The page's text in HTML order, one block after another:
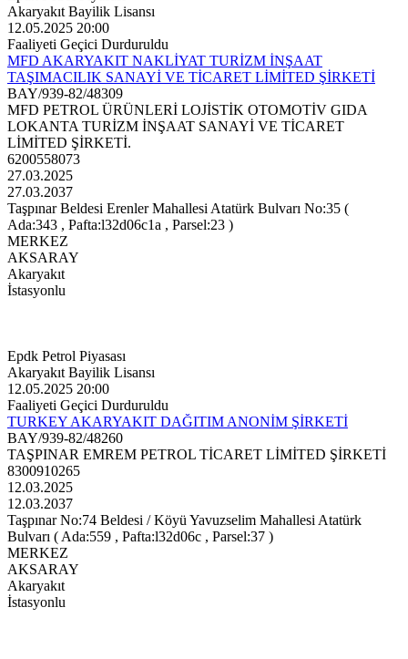
Akaryakıt Bayilik Lisansı
12.05.2025 20:00
Faaliyeti Geçici Durduruldu
MFD AKARYAKIT NAKLİYAT TURİZM İNŞAAT
TAŞIMACILIK SANAYİ VE TİCARET LİMİTED ŞİRKETİ
BAY/939-82/48309
MFD PETROL ÜRÜNLERİ LOJİSTİK OTOMOTİV GIDA
LOKANTA TURİZM İNŞAAT SANAYİ VE TİCARET
LİMİTED ŞİRKETİ.
6200558073
27.03.2025
27.03.2037
Taşpınar Beldesi Erenler Mahallesi Atatürk Bulvarı No:35 (
Ada:343 , Pafta:l32d06c1a , Parsel:23 )
MERKEZ
AKSARAY
Akaryakıt
İstasyonlu
Epdk Petrol Piyasası
Akaryakıt Bayilik Lisansı
12.05.2025 20:00
Faaliyeti Geçici Durduruldu
TURKEY AKARYAKIT DAĞITIM ANONİM ŞİRKETİ
BAY/939-82/48260
TAŞPINAR EMREM PETROL TİCARET LİMİTED ŞİRKETİ
8300910265
12.03.2025
12.03.2037
Taşpınar No:74 Beldesi / Köyü Yavuzselim Mahallesi Atatürk
Bulvarı ( Ada:559 , Pafta:l32d06c , Parsel:37 )
MERKEZ
AKSARAY
Akaryakıt
İstasyonlu